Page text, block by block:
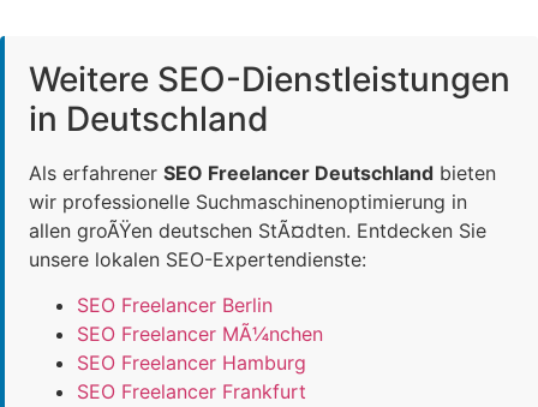
Weitere SEO-Dienstleistungen
in Deutschland
Als erfahrener SEO Freelancer Deutschland bieten
wir professionelle Suchmaschinenoptimierung in
allen groÃŸen deutschen StÃ¤dten. Entdecken Sie
unsere lokalen SEO-Expertendienste:
SEO Freelancer Berlin
SEO Freelancer MÃ¼nchen
SEO Freelancer Hamburg
SEO Freelancer Frankfurt